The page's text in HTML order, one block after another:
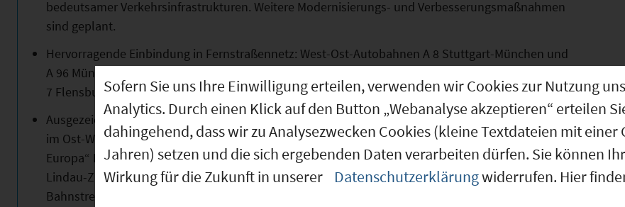
bedeutsamer Verkehrsinfrastrukturen. Weitere Modernisierungs- und Verbesserungsmaßnahmen
sind geplant.
Hervorragende Einbindung in Fernstraßennetz: West-Ost-Autobahnen A 8 Stuttgart-München und
A 96 München-Memmingen-Lindau (-Schweiz), die längste Nord-Süd-Autobahn in Deutschland A
7 Flensburg-Füssen.
Ausgezeichnet angebunden an nationalen und internationalen Bahnfernverkehr: ICE/IC-Taktzüge
im Ost-West-Verkehr mit den Bahnknoten Augsburg und Ulm, darüber Zugang zur „Magistrale für
Europa“ Paris-München-Wien; EC-Züge mit annäherndem Taktverkehr auf der Route München-
Lindau-Zürich; ICE-Takt im Nord-Süd-Verkehr nach Hamburg und Berlin; Verbesserungen auf der
Bahnstrecke Oberstdorf-Ulm werden nachdrücklich angestrebt.
Sofern Sie uns Ihre Einwilligung erteilen, verwenden wir Cookies zur Nutzung
Analytics. Durch einen Klick auf den Button „Webanalyse akzeptieren“ erteilen
dahingehend, dass wir zu Analysezwecken Cookies (kleine Textdateien mit
Jahren) setzen und die sich ergebenden Daten verarbeiten dürfen. Sie können
Wirkung für die Zukunft in unserer
Datenschutzerklärungwiderrufen. Hier